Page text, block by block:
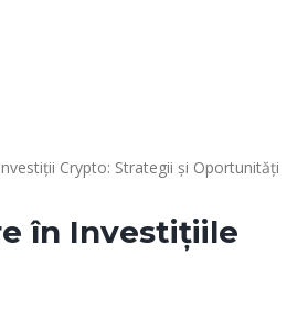
Crypto: Strategii și Oportunități
în Investițiile